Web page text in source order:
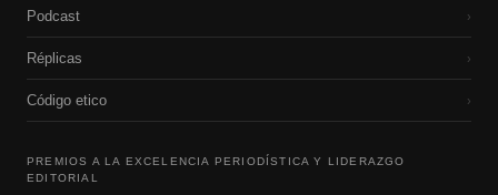
Podcast ›
Réplicas ›
Código etico ›
PREMIOS A LA EXCELENCIA PERIODÍSTICA Y LIDERAZGO
EDITORIAL